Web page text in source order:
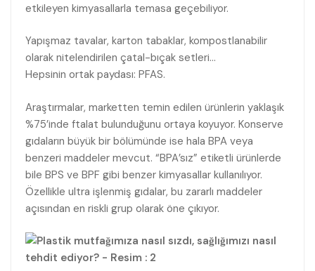
etkileyen kimyasallarla temasa geçebiliyor.
Yapışmaz tavalar, karton tabaklar, kompostlanabilir
olarak nitelendirilen çatal-bıçak setleri…
Hepsinin ortak paydası: PFAS.
Araştırmalar, marketten temin edilen ürünlerin yaklaşık
%75’inde ftalat bulunduğunu ortaya koyuyor. Konserve
gıdaların büyük bir bölümünde ise hala BPA veya
benzeri maddeler mevcut. “BPA’sız” etiketli ürünlerde
bile BPS ve BPF gibi benzer kimyasallar kullanılıyor.
Özellikle ultra işlenmiş gıdalar, bu zararlı maddeler
açısından en riskli grup olarak öne çıkıyor.